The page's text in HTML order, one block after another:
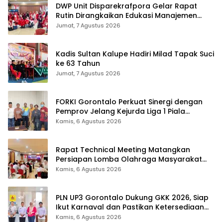
DWP Unit Disparekrafpora Gelar Rapat
Rutin Dirangkaikan Edukasi Manajemen
Stres
Jumat, 7 Agustus 2026
Kadis Sultan Kalupe Hadiri Milad Tapak Suci
ke 63 Tahun
Jumat, 7 Agustus 2026
FORKI Gorontalo Perkuat Sinergi dengan
Pemprov Jelang Kejurda Liga 1 Piala
Gubernur 2026
Kamis, 6 Agustus 2026
Rapat Technical Meeting Matangkan
Persiapan Lomba Olahraga Masyarakat
Tingkat Provinsi Gorontalo
Kamis, 6 Agustus 2026
PLN UP3 Gorontalo Dukung GKK 2026, Siap
Ikut Karnaval dan Pastikan Ketersediaan
Listrik
Kamis, 6 Agustus 2026